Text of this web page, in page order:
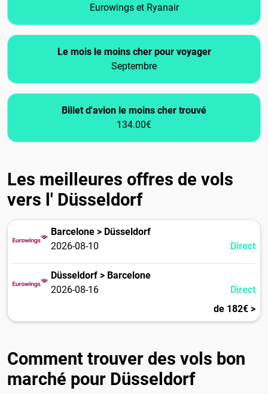
Eurowings et Ryanair
Le mois le moins cher pour voyager
Septembre
Billet d'avion le moins cher trouvé
134.00€
Les meilleures offres de vols
vers l' Düsseldorf
Barcelone > Düsseldorf
2026-08-10
Direct
Düsseldorf > Barcelone
2026-08-16
Direct
de 182€ >
Comment trouver des vols bon
marché pour Düsseldorf